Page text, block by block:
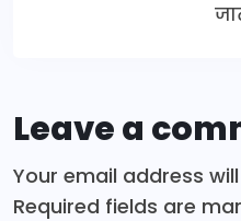
Leave a
Your email address
Required fields are